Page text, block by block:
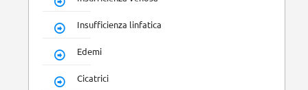
Insufficienza linfatica
Edemi
Cicatrici